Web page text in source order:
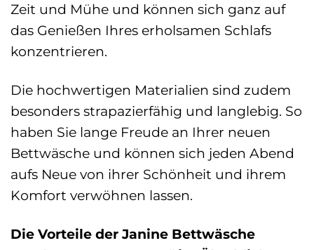
Zeit und Mühe und können sich ganz auf
das Genießen Ihres erholsamen Schlafs
konzentrieren.
Die hochwertigen Materialien sind zudem
besonders strapazierfähig und langlebig. So
haben Sie lange Freude an Ihrer neuen
Bettwäsche und können sich jeden Abend
aufs Neue von ihrer Schönheit und ihrem
Komfort verwöhnen lassen.
Die Vorteile der Janine Bettwäsche